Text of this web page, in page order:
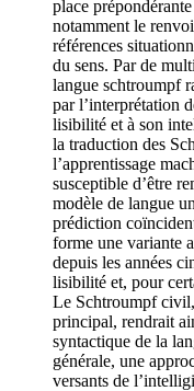
place
notamment le
références
du sens. Par de
langue schtroumpf
par l’interprétation
lisibilité et à son
la traduction des
l’apprentissage
susceptible d’être
modèle de langue
prédiction
forme une variante
depuis les années
lisibilité et, pour
Le Schtroumpf
principal, rendrait
syntactique de la
générale, une
versants de